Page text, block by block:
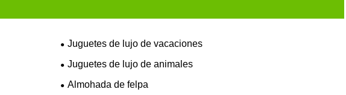
Juguetes de lujo de vacaciones
Juguetes de lujo de animales
Almohada de felpa